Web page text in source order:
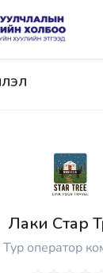
Лаки Стар
Тур оператор